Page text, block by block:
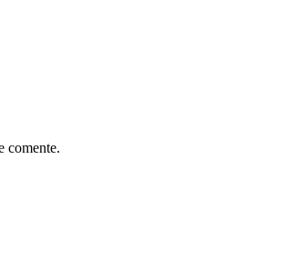
comente.